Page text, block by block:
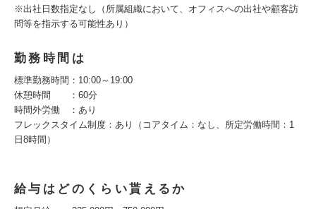
※出社日数指定なし（所属組織において、オフィスへの出社や顧客訪
問等を指示する可能性あり）
勤務時間は
標準勤務時間：10:00～19:00
休憩時間 ：60分
時間外労働 ：あり
フレックスタイム制度：あり（コアタイム：なし、所定労働時間：1
日8時間）
給与はどのくらい貰えるか